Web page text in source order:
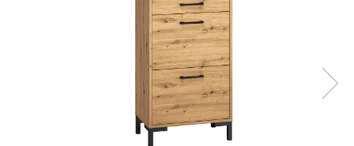
Seturi masa +scaune dining